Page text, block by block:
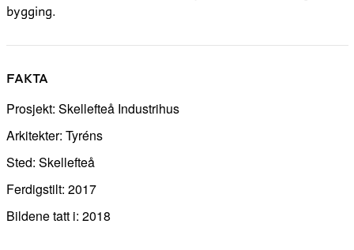
bygging.
FAKTA
Prosjekt: Skellefteå Industrihus
Arkitekter: Tyréns
Sted: Skellefteå
Ferdigstilt: 2017
Bildene tatt i: 2018